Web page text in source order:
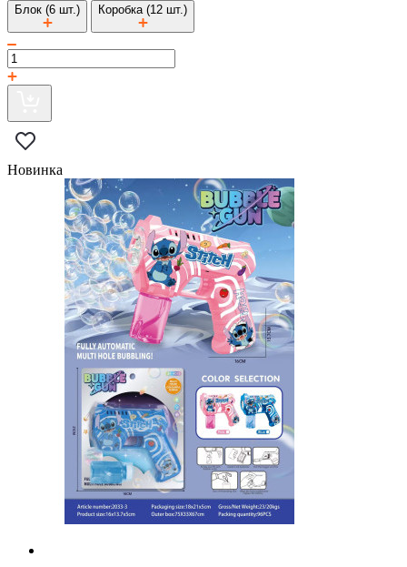
Блок (6 шт.) Коробка (12 шт.)
Новинка